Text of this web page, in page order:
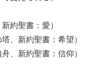
約聖書：愛）
、新約聖書：希望）
、新約聖書：信仰）